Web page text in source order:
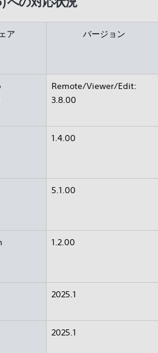
ア バージョン
Remote/Viewer/Edit:
3.8.00
1.4.00
5.1.00
1.2.00
2025.1
2025.1